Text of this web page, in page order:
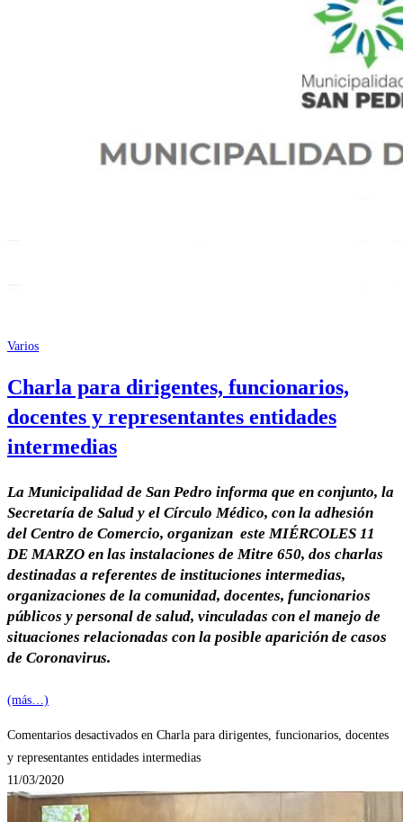
Varios
Charla para dirigentes, funcionarios,
docentes y representantes entidades
intermedias
La Municipalidad de San Pedro informa que en conjunto, la
Secretaría de Salud y el Círculo Médico, con la adhesión
del Centro de Comercio, organizan esteMIÉRCOLES 11
DE MARZO en las instalaciones de Mitre 650, dos charlas
destinadas a referentes de instituciones intermedias,
organizaciones de la comunidad, docentes, funcionarios
públicos y personal de salud, vinculadas con el manejo de
situaciones relacionadas con la posible aparición de casos
de Coronavirus.
(más…)
Comentarios desactivados en Charla para dirigentes, funcionarios, docentes
y representantes entidades intermedias
11/03/2020